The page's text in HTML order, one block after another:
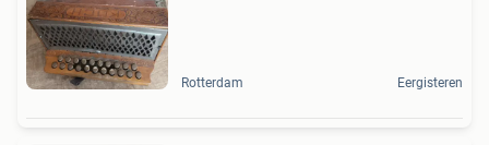
Rotterdam Eergisteren